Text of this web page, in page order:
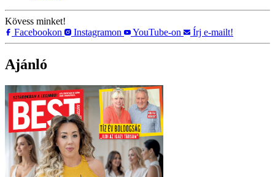
Kövess minket!
Facebookon
Instagramon YouTube-on Írj e-mailt!
Ajánló